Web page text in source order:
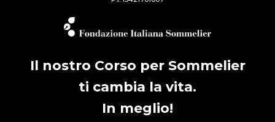
Il nostro Corso per Sommelier
ti cambia la vita.
In meglio!